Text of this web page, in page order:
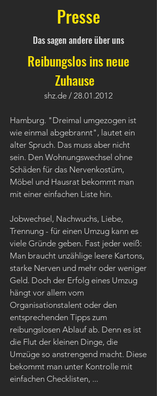
Presse
Das sagen andere über uns
Reibungslos ins neue
Zuhause
shz.de / 28.01.2012
Hamburg. "Dreimal umgezogen ist
wie einmal abgebrannt", lautet ein
alter Spruch. Das muss aber nicht
sein. Den Wohnungswechsel ohne
Schäden für das Nervenkostüm,
Möbel und Hausrat bekommt man
mit einer einfachen Liste hin.
Jobwechsel, Nachwuchs, Liebe,
Trennung - für einen Umzug kann es
viele Gründe geben. Fast jeder weiß:
Man braucht unzählige leere Kartons,
starke Nerven und mehr oder weniger
Geld. Doch der Erfolg eines Umzug
hängt vor allem vom
Organisationstalent oder den
entsprechenden Tipps zum
reibungslosen Ablauf ab. Denn es ist
die Flut der kleinen Dinge, die
Umzüge so anstrengend macht. Diese
bekommt man unter Kontrolle mit
einfachen Checklisten, ...